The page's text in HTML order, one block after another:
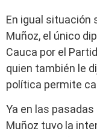
En igual situación
Muñoz, el único
Cauca por el
quien también le
política permite
Ya en las
Muñoz tuvo la